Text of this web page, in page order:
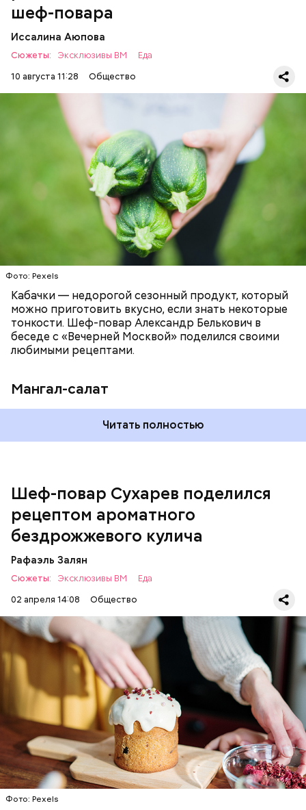
шеф-повара
Иссалина Аюпова
Сюжеты: Эксклюзивы ВМ
Еда
10 августа 11:28
Общество
Фото: Pexels
Кабачки — недорогой сезонный продукт, который
можно приготовить вкусно, если знать некоторые
тонкости. Шеф-повар Александр Белькович в
беседе с «Вечерней Москвой» поделился своими
любимыми рецептами.
Мангал-салат
Что понадобится:
Читать полностью
РЕЦЕПТЫ
Шеф-повар Сухарев поделился
рецептом ароматного
бездрожжевого кулича
Рафаэль Залян
Сюжеты: Эксклюзивы ВМ
Еда
02 апреля 14:08
Общество
Фото: Pexels
Первый необычный рецепт кулича несколько
отличается от классической рецептуры, так как
содержит нестандартную начинку:
— Этот вариант кулича не содержит дрожжей,
поэтому люди, которые любят сидеть на диете,
Ингредиенты
ПРАЗДНИКИ РЕЦЕПТЫ ПАСХА